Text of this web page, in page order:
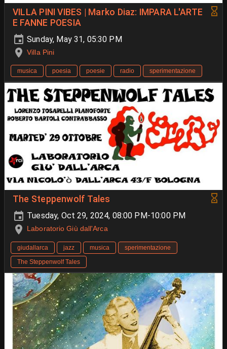
VILLA PINI VIBES | Marko Diaz‍: ‍IMPARA L'ARTE
E FANNE POESIA
Sunday, May 31, 05:30 PM
Villa Pini
musica poesia poesie radio sperimentazione
The Steppenwolf Tales
Tuesday, Oct 29, 2024, 08:00 PM-10:00 PM
Laboratorio Giù dall'Arca
giudallarca jazz musica
sperimentazione
The Steppenwolf Tales